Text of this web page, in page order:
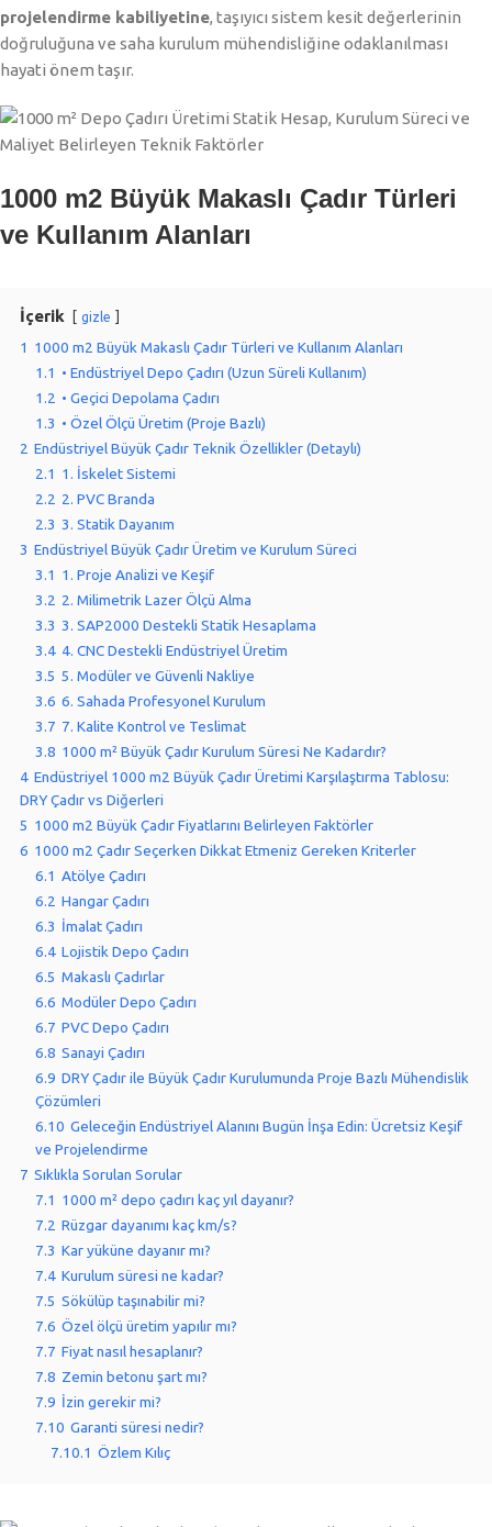
projelendirme kabiliyetine, taşıyıcı sistem kesit değerlerinin
doğruluğuna ve saha kurulum mühendisliğine odaklanılması
hayati önem taşır.
1000 m2 Büyük Makaslı Çadır Türleri
ve Kullanım Alanları
İçerik gizle
1 1000 m2 Büyük Makaslı Çadır Türleri ve Kullanım Alanları
1.1 • Endüstriyel Depo Çadırı (Uzun Süreli Kullanım)
1.2 • Geçici Depolama Çadırı
1.3 • Özel Ölçü Üretim (Proje Bazlı)
2 Endüstriyel Büyük Çadır Teknik Özellikler (Detaylı)
2.1 1. İskelet Sistemi
2.2 2. PVC Branda
2.3 3. Statik Dayanım
3 Endüstriyel Büyük Çadır Üretim ve Kurulum Süreci
3.1 1. Proje Analizi ve Keşif
3.2 2. Milimetrik Lazer Ölçü Alma
3.3 3. SAP2000 Destekli Statik Hesaplama
3.4 4. CNC Destekli Endüstriyel Üretim
3.5 5. Modüler ve Güvenli Nakliye
3.6 6. Sahada Profesyonel Kurulum
3.7 7. Kalite Kontrol ve Teslimat
3.8 1000 m² Büyük Çadır Kurulum Süresi Ne Kadardır?
4 Endüstriyel 1000 m2 Büyük Çadır Üretimi Karşılaştırma Tablosu:
DRY Çadır vs Diğerleri
5 1000 m2 Büyük Çadır Fiyatlarını Belirleyen Faktörler
6 1000 m2 Çadır Seçerken Dikkat Etmeniz Gereken Kriterler
6.1 Atölye Çadırı
6.2 Hangar Çadırı
6.3 İmalat Çadırı
6.4 Lojistik Depo Çadırı
6.5 Makaslı Çadırlar
6.6 Modüler Depo Çadırı
6.7 PVC Depo Çadırı
6.8 Sanayi Çadırı
6.9 DRY Çadır ile Büyük Çadır Kurulumunda Proje Bazlı Mühendislik
Çözümleri
6.10 Geleceğin Endüstriyel Alanını Bugün İnşa Edin: Ücretsiz Keşif
ve Projelendirme
7 Sıklıkla Sorulan Sorular
7.1 1000 m² depo çadırı kaç yıl dayanır?
7.2 Rüzgar dayanımı kaç km/s?
7.3 Kar yüküne dayanır mı?
7.4 Kurulum süresi ne kadar?
7.5 Sökülüp taşınabilir mi?
7.6 Özel ölçü üretim yapılır mı?
7.7 Fiyat nasıl hesaplanır?
7.8 Zemin betonu şart mı?
7.9 İzin gerekir mi?
7.10 Garanti süresi nedir?
7.10.1 Özlem Kılıç